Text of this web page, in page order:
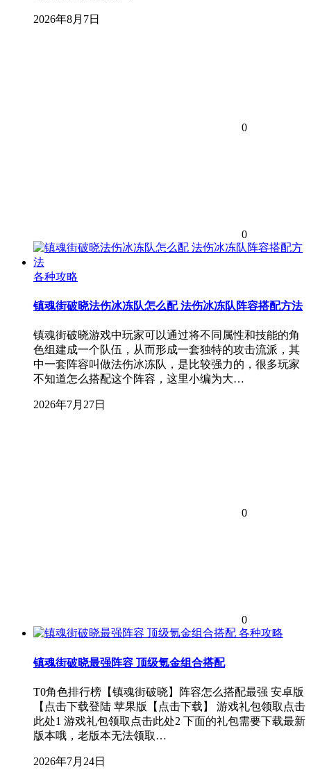
2026年8月7日
0
0
各种攻略
镇魂街破晓法伤冰冻队怎么配 法伤冰冻队阵容搭配方法
镇魂街破晓游戏中玩家可以通过将不同属性和技能的角
色组建成一个队伍，从而形成一套独特的攻击流派，其
中一套阵容叫做法伤冰冻队，是比较强力的，很多玩家
不知道怎么搭配这个阵容，这里小编为大…
2026年7月27日
0
0
各种攻略
镇魂街破晓最强阵容 顶级氪金组合搭配
T0角色排行榜【镇魂街破晓】阵容怎么搭配最强 安卓版
【点击下载登陆 苹果版【点击下载】 游戏礼包领取点击
此处1 游戏礼包领取点击此处2 下面的礼包需要下载最新
版本哦，老版本无法领取…
2026年7月24日